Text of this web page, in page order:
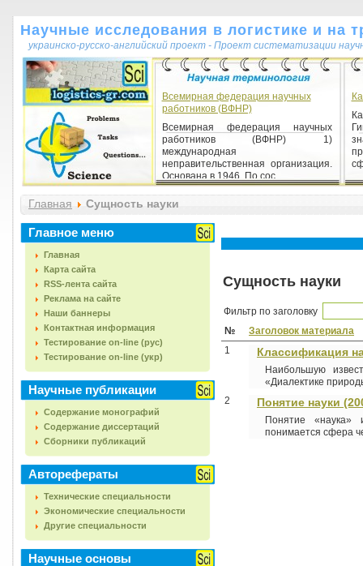
Научные исследования в логистике и на
украинско-русско-английский проект - Проект систематизации
Всемирная федерация научных
работников (ВФНР)
Всемирная федерация научных
работников (ВФНР) 1)
международная
неправительственная организация.
Основана в 1946. По сос...
Шкала (від лат. scala - сходи)
Шкала (від лат. scala - сходи) 1)
послідовність чисел, що служить для
кількісної оцінки яких-небудь
Главная Сущность науки
Главное меню
Главная
Карта сайта
RSS-лента сайта
Реклама на сайте
Наши баннеры
Контактная информация
Тестирование on-line (рус)
Тестирование on-line (укр)
Научные публикации
Содержание монографий
Содержание диссертаций
Сборники публикаций
Авторефераты
Технические специальности
Экономические специальности
Другие специальности
Научные основы
Сущность науки
Фильтр по заголовку
№
Заголовок материала
1
Классификация
Наибольшую
«Диалектике
2
Понятие науки
Понятие «наука»
понимается сфера